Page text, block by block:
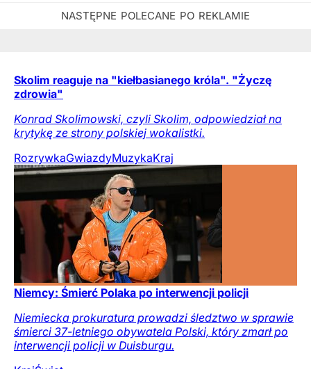
Skolim reaguje na "kiełbasianego króla". "Życzę
zdrowia"
Konrad Skolimowski, czyli Skolim, odpowiedział na
krytykę ze strony polskiej wokalistki.
RozrywkaGwiazdyMuzykaKraj
Niemcy: Śmierć Polaka po interwencji policji
Niemiecka prokuratura prowadzi śledztwo w sprawie
śmierci 37-letniego obywatela Polski, który zmarł po
interwencji policji w Duisburgu.